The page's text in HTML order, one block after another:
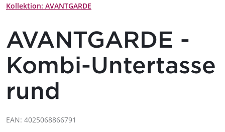
Kollektion: AVANTGARDE
AVANTGARDE -
Kombi-Untertasse
rund
EAN: 4025068866791